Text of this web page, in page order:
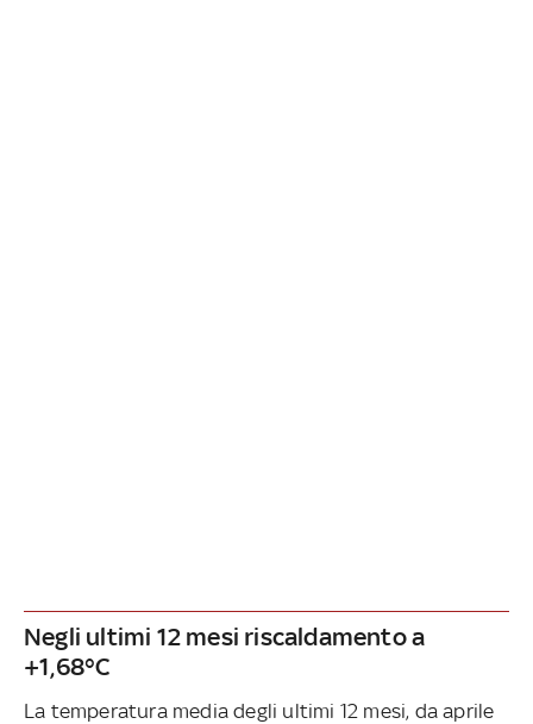
Negli ultimi 12 mesi riscaldamento a
+1,68°C
La temperatura media degli ultimi 12 mesi, da aprile